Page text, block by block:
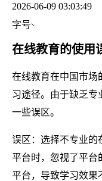
2026-06-09 03:03:49
字号
在线教育的使用
在线教育在中国市场
习途径。由于缺乏专
一些误区。
误区：选择不专业的
平台时，忽视了平台
平台，导致学习效果